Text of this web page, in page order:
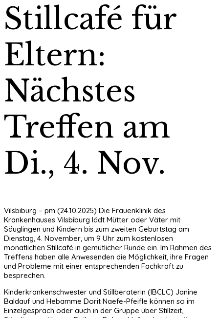
Stillcafé für
Eltern:
Nächstes
Treffen am
Di., 4. Nov.
Vilsbiburg – pm (24.10.2025) Die Frauenklinik des
Krankenhauses Vilsbiburg lädt Mütter oder Väter mit
Säuglingen und Kindern bis zum zweiten Geburtstag am
Dienstag, 4. November, um 9 Uhr zum kostenlosen
monatlichen Stillcafé in gemütlicher Runde ein. Im Rahmen des
Treffens haben alle Anwesenden die Möglichkeit, ihre Fragen
und Probleme mit einer entsprechenden Fachkraft zu
besprechen.
Kinderkrankenschwester und Stillberaterin (IBCLC) Janine
Baldauf und Hebamme Dorit Naefe-Pfeifle können so im
Einzelgespräch oder auch in der Gruppe über Stillzeit,